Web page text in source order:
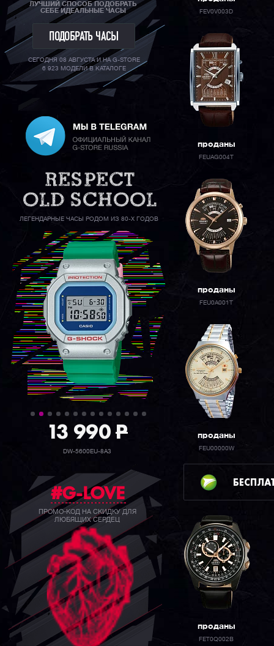
ЛУЧШИЙ СПОСОБ ПОДОБРАТЬ
СЕБЕ ИДЕАЛЬНЫЕ ЧАСЫ
ПОДОБРАТЬ ЧАСЫ
СЕГОДНЯ 08 АВГУСТА И НА G-STORE
6 923 МОДЕЛИ В КАТАЛОГЕ
ЛЕГЕНДАРНЫЕ ЧАСЫ РОДОМ ИЗ 80-Х ГОДОВ
39 990P
GW-B5600BC-1B
#G-LOVE
ПРОМО-КОД НА СКИДКУ ДЛЯ
ЛЮБЯЩИХ СЕРДЕЦ
FEV0V003D
проданы
FEUAG004T
проданы
FEU0A001T
проданы
FEU00000W
проданы
FET0Q002B